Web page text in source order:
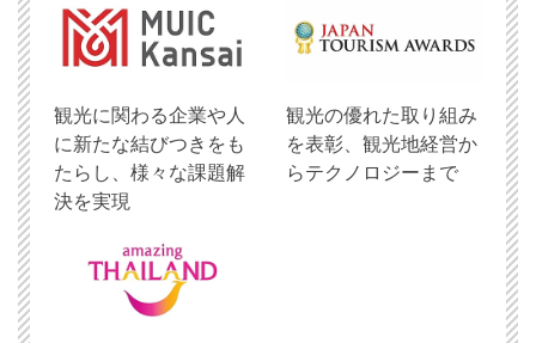
観光に関わる企業や人
に新たな結びつきをも
たらし、様々な課題解
決を実現
観光の優れた取り組み
を表彰、観光地経営か
らテクノロジーまで